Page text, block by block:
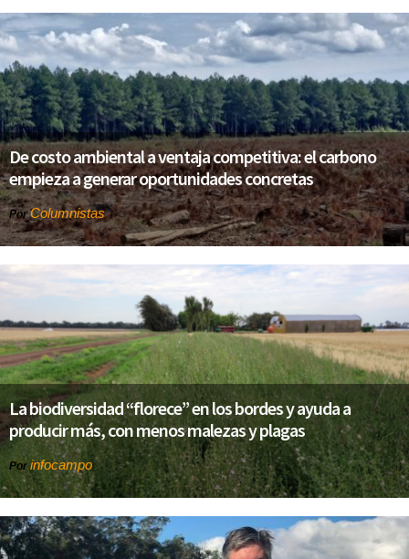
De costo ambiental a ventaja competitiva: el carbono
empieza a generar oportunidades concretas
PorColumnistas
La biodiversidad “florece” en los bordes y ayuda a
producir más, con menos malezas y plagas
Porinfocampo